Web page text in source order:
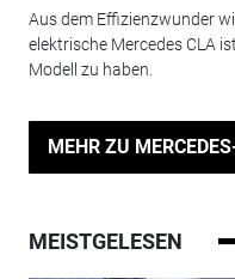
Aus dem Effizienzwunder
elektrische Mercedes CLA
Modell zu haben.
MEHR ZU
MEISTGELESEN